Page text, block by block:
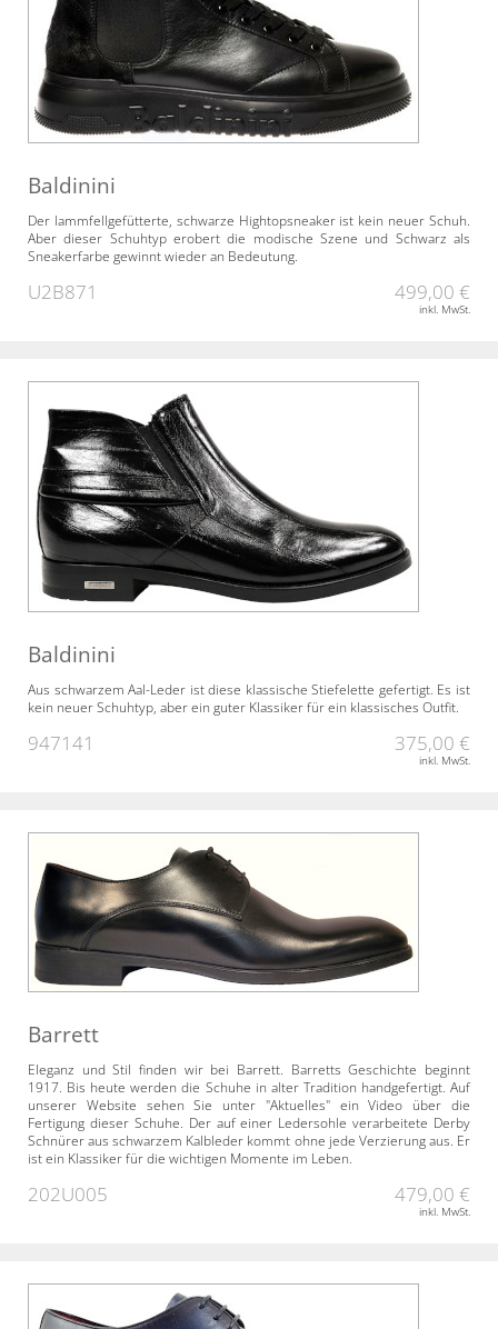
Baldinini
Der lammfellgefütterte, schwarze Hightopsneaker ist kein neuer Schuh.
Aber dieser Schuhtyp erobert die modische Szene und Schwarz als
Sneakerfarbe gewinnt wieder an Bedeutung.
U2B871 499,00 €
inkl. MwSt.
Baldinini
Aus schwarzem Aal-Leder ist diese klassische Stiefelette gefertigt. Es ist
kein neuer Schuhtyp, aber ein guter Klassiker für ein klassisches Outfit.
947141 375,00 €
inkl. MwSt.
Barrett
Eleganz und Stil finden wir bei Barrett. Barretts Geschichte beginnt
1917. Bis heute werden die Schuhe in alter Tradition handgefertigt. Auf
unserer Website sehen Sie unter "Aktuelles" ein Video über die
Fertigung dieser Schuhe. Der auf einer Ledersohle verarbeitete Derby
Schnürer aus schwarzem Kalbleder kommt ohne jede Verzierung aus. Er
ist ein Klassiker für die wichtigen Momente im Leben.
202U005 479,00 €
inkl. MwSt.